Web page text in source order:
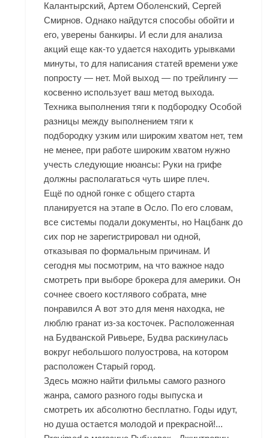
Калантырский, Артем Оболенский, Сергей
Смирнов. Однако найдутся способы обойти и
его, уверены банкиры. И если для анализа
акций еще как-то удается находить урывками
минуты, то для написания статей времени уже
попросту — нет. Мой выход — по трейлингу —
косвенно использует ваш метод выхода.
Техника выполнения тяги к подбородку Особой
разницы между выполнением тяги к
подбородку узким или широким хватом нет, тем
не менее, при работе широким хватом нужно
учесть следующие нюансы: Руки на грифе
должны располагаться чуть шире плеч.
Ещё по одной гонке с общего старта
планируется на этапе в Осло. По его словам,
все системы подали документы, но Нацбанк до
сих пор не зарегистрировал ни одной,
отказывая по формальным причинам. И
сегодня мы посмотрим, на что важное надо
смотреть при выборе брокера для америки. Он
сочнее своего костлявого собрата, мне
понравился А вот это для меня находка, не
люблю гранат из-за косточек. Расположенная
на Будванской Ривьере, Будва раскинулась
вокруг небольшого полуострова, на котором
расположен Старый город.
Здесь можно найти фильмы самого разного
жанра, самого разного годы выпуска и
смотреть их абсолютно бесплатно. Годы идут,
но душа остается молодой и прекрасной!...